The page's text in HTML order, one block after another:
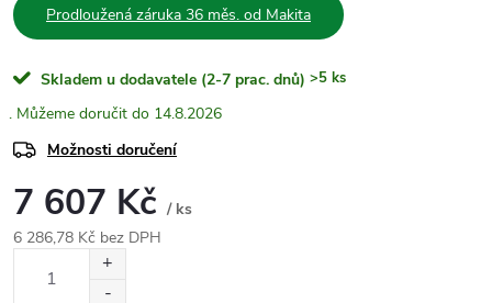
Prodloužená záruka 36 měs. od Makita
Skladem u dodavatele (2-7 prac. dnů) >5 ks
14.8.2026
Možnosti doručení
7 607 Kč / ks
6 286,78 Kč bez DPH